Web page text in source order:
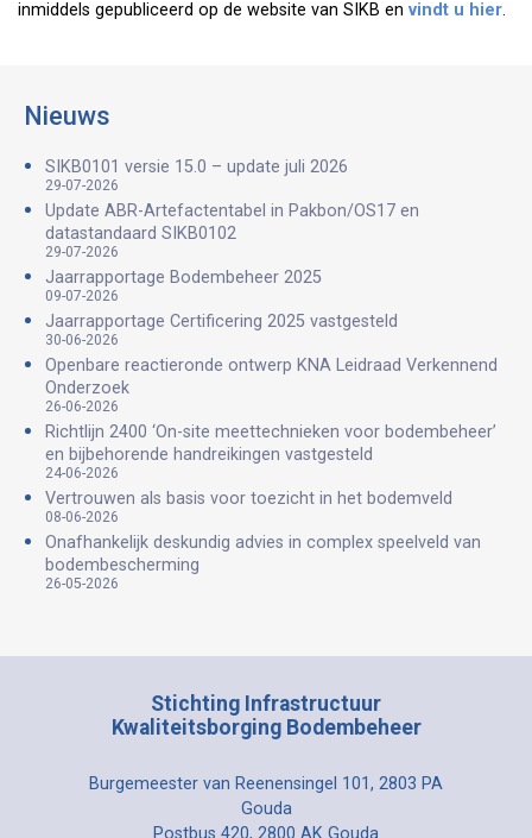
inmiddels gepubliceerd op de website van SIKB en vindt u hier.
Nieuws
SIKB0101 versie 15.0 – update juli 2026
29-07-2026
Update ABR-Artefactentabel in Pakbon/OS17 en
datastandaard SIKB0102
29-07-2026
Jaarrapportage Bodembeheer 2025
09-07-2026
Jaarrapportage Certificering 2025 vastgesteld
30-06-2026
Openbare reactieronde ontwerp KNA Leidraad Verkennend
Onderzoek
26-06-2026
Richtlijn 2400 ‘On-site meettechnieken voor bodembeheer’
en bijbehorende handreikingen vastgesteld
24-06-2026
Vertrouwen als basis voor toezicht in het bodemveld
08-06-2026
Onafhankelijk deskundig advies in complex speelveld van
bodembescherming
26-05-2026
Stichting Infrastructuur
Kwaliteitsborging Bodembeheer
Burgemeester van Reenensingel 101, 2803 PA
Gouda
Postbus 420, 2800 AK Gouda